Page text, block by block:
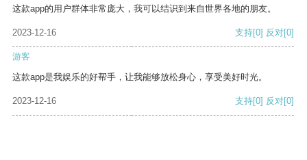
这款app的用户群体非常庞大，我可以结识到来自世界各地的朋友。
2023-12-16 支持[0] 反对[0]
游客
这款app是我娱乐的好帮手，让我能够放松身心，享受美好时光。
2023-12-16 支持[0] 反对[0]